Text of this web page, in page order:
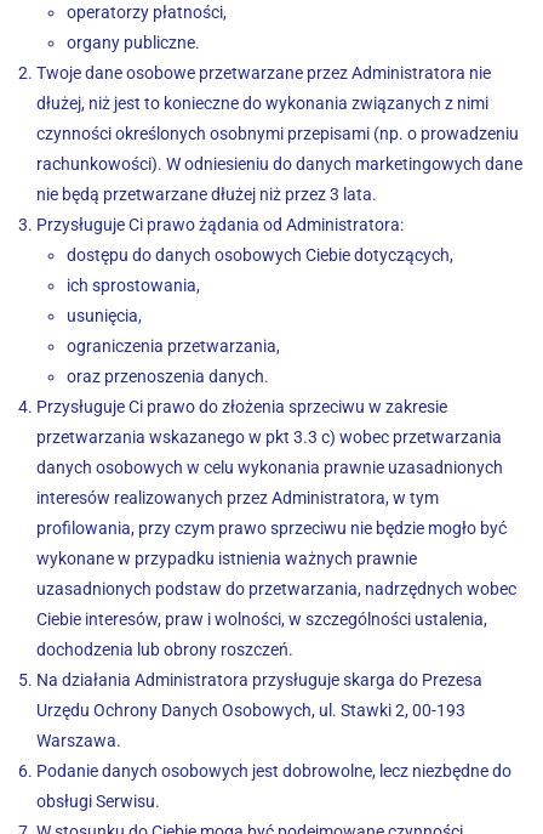
operatorzy płatności,
organy publiczne.
Twoje dane osobowe przetwarzane przez Administratora nie
dłużej, niż jest to konieczne do wykonania związanych z nimi
czynności określonych osobnymi przepisami (np. o prowadzeniu
rachunkowości). W odniesieniu do danych marketingowych dane
nie będą przetwarzane dłużej niż przez 3 lata.
Przysługuje Ci prawo żądania od Administratora:
dostępu do danych osobowych Ciebie dotyczących,
ich sprostowania,
usunięcia,
ograniczenia przetwarzania,
oraz przenoszenia danych.
Przysługuje Ci prawo do złożenia sprzeciwu w zakresie
przetwarzania wskazanego w pkt 3.3 c) wobec przetwarzania
danych osobowych w celu wykonania prawnie uzasadnionych
interesów realizowanych przez Administratora, w tym
profilowania, przy czym prawo sprzeciwu nie będzie mogło być
wykonane w przypadku istnienia ważnych prawnie
uzasadnionych podstaw do przetwarzania, nadrzędnych wobec
Ciebie interesów, praw i wolności, w szczególności ustalenia,
dochodzenia lub obrony roszczeń.
Na działania Administratora przysługuje skarga do Prezesa
Urzędu Ochrony Danych Osobowych, ul. Stawki 2, 00-193
Warszawa.
Podanie danych osobowych jest dobrowolne, lecz niezbędne do
obsługi Serwisu.